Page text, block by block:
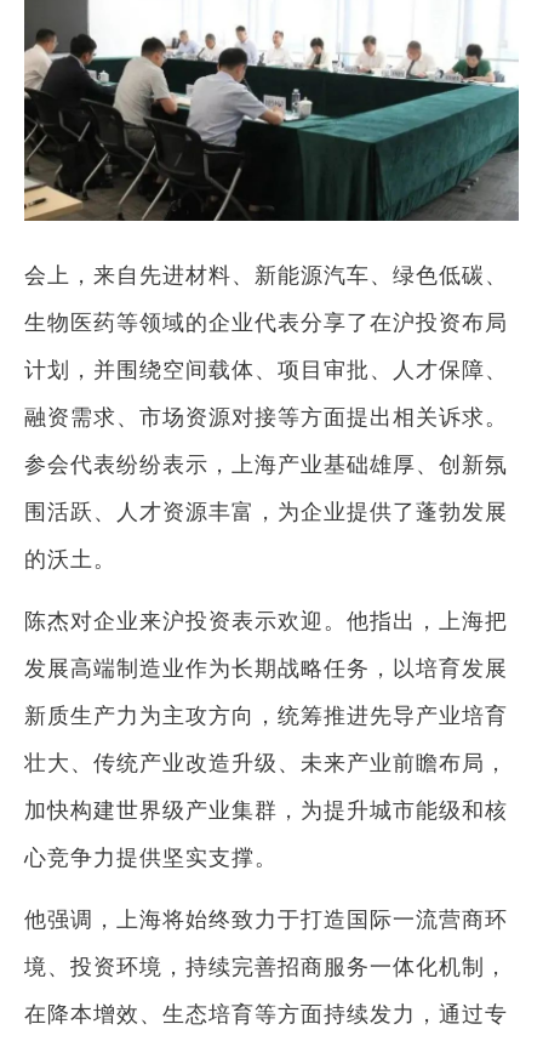
会上，来自先进材料、新能源汽车、绿色低碳、
生物医药等领域的企业代表分享了在沪投资布局
计划，并围绕空间载体、项目审批、人才保障、
融资需求、市场资源对接等方面提出相关诉求。
参会代表纷纷表示，上海产业基础雄厚、创新氛
围活跃、人才资源丰富，为企业提供了蓬勃发展
的沃土。
陈杰对企业来沪投资表示欢迎。他指出，上海把
发展高端制造业作为长期战略任务，以培育发展
新质生产力为主攻方向，统筹推进先导产业培育
壮大、传统产业改造升级、未来产业前瞻布局，
加快构建世界级产业集群，为提升城市能级和核
心竞争力提供坚实支撑。
他强调，上海将始终致力于打造国际一流营商环
境、投资环境，持续完善招商服务一体化机制，
在降本增效、生态培育等方面持续发力，通过专